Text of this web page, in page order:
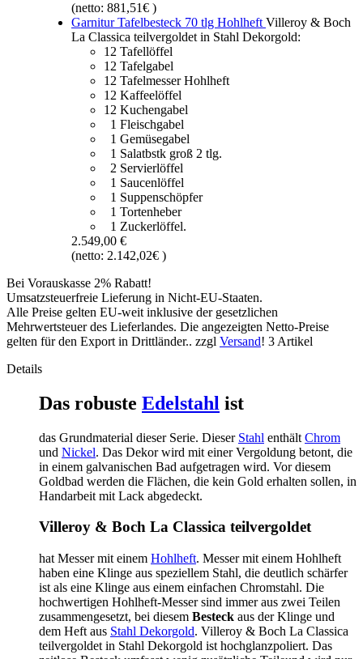
(netto: 881,51€ )
Garnitur Tafelbesteck 70 tlg Hohlheft Villeroy & Boch
La Classica teilvergoldet in Stahl Dekorgold:
12 Tafellöffel
12 Tafelgabel
12 Tafelmesser Hohlheft
12 Kaffeelöffel
12 Kuchengabel
1 Fleischgabel
1 Gemüsegabel
1 Salatbstk groß 2 tlg.
2 Servierlöffel
1 Saucenlöffel
1 Suppenschöpfer
1 Tortenheber
1 Zuckerlöffel.
2.549,00 €
(netto: 2.142,02€ )
Bei Vorauskasse 2% Rabatt!
Umsatzsteuerfreie Lieferung in Nicht-EU-Staaten.
Alle Preise gelten EU-weit inklusive der gesetzlichen
Mehrwertsteuer des Lieferlandes. Die angezeigten Netto-Preise
gelten für den Export in Drittländer.. zzgl Versand! 3 Artikel
Details
Das robuste Edelstahl ist
das Grundmaterial dieser Serie. Dieser Stahl enthält Chrom
und Nickel. Das Dekor wird mit einer Vergoldung betont, die
in einem galvanischen Bad aufgetragen wird. Vor diesem
Goldbad werden die Flächen, die kein Gold erhalten sollen, in
Handarbeit mit Lack abgedeckt.
Villeroy & Boch La Classica teilvergoldet
hat Messer mit einem Hohlheft. Messer mit einem Hohlheft
haben eine Klinge aus speziellem Stahl, die deutlich schärfer
ist als eine Klinge aus einem einfachen Chromstahl. Die
hochwertigen Hohlheft-Messer sind immer aus zwei Teilen
zusammengesetzt, bei diesem Besteck aus der Klinge und
dem Heft aus Stahl Dekorgold. Villeroy & Boch La Classica
teilvergoldet in Stahl Dekorgold ist hochglanzpoliert. Das